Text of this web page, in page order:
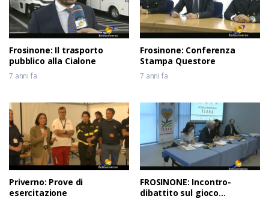
Frosinone: Il trasporto
pubblico alla Cialone
7 anni fa
Frosinone: Conferenza
Stampa Questore
7 anni fa
Priverno: Prove di
esercitazione
FROSINONE: Incontro-
dibattito sul gioco